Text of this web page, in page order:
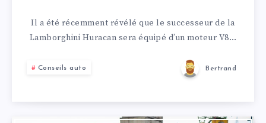
Il a été récemment révélé que le successeur de la
Lamborghini Huracan sera équipé d’un moteur V8…
Conseils auto Bertrand